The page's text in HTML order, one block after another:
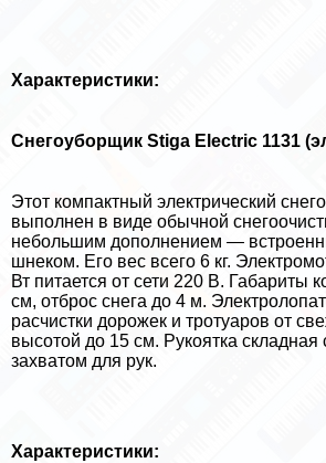
Хаpaктеристики:
Снегоуборщик Stiga Electric 1131
Этот компактный электрический
выполнен в виде обычной
небольшим дополнением —
шнеком. Его вес всего 6 кг.
Вт питается от сети 220 В. Габариты
см, отброс снега до 4 м.
расчистки дорожек и тротуаров от
высотой до 15 см. Рукоятка
захватом для рук.
Хаpaктеристики: